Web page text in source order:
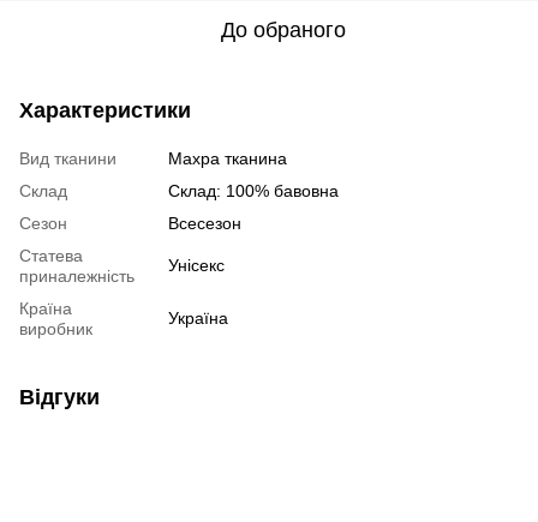
До обраного
Характеристики
Вид тканини
Махра тканина
Склад
Склад: 100% бавовна
Сезон
Всесезон
Статева
приналежність
Унісекс
Країна
виробник
Україна
Відгуки